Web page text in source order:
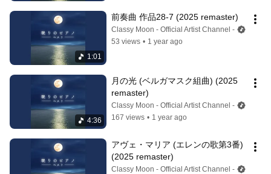
1:01
前奏曲 作品28-7 (2025 remaster)
Classy Moon - Official Artist Channel -
53 views • 1 year ago
4:36
月の光 (ベルガマスク組曲) (2025
remaster)
Classy Moon - Official Artist Channel -
167 views • 1 year ago
アヴェ・マリア (エレンの歌第3番)
(2025 remaster)
Classy Moon - Official Artist Channel -